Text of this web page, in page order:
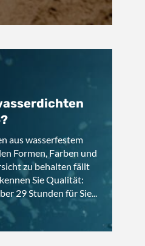
aus wasserfestem
Formen, Farben und
zu behalten fällt
Sie Qualität:
29 Stunden für Sie...